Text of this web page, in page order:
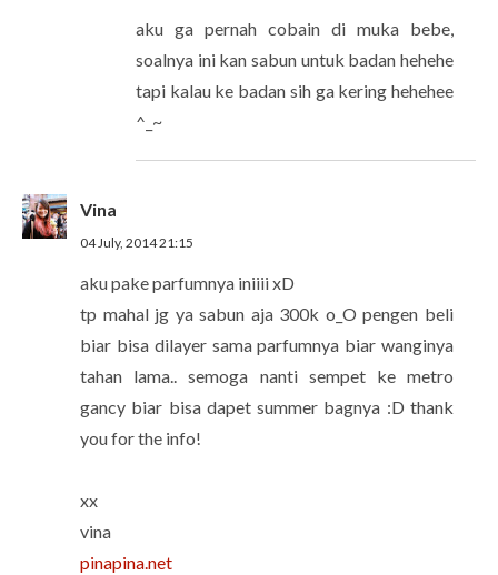
aku ga pernah cobain di muka bebe,
soalnya ini kan sabun untuk badan hehehe
tapi kalau ke badan sih ga kering hehehee
^_~
Vina
04 July, 2014 21:15
aku pake parfumnya iniiii xD
tp mahal jg ya sabun aja 300k o_O pengen beli
biar bisa dilayer sama parfumnya biar wanginya
tahan lama.. semoga nanti sempet ke metro
gancy biar bisa dapet summer bagnya :D thank
you for the info!
xx
vina
pinapina.net